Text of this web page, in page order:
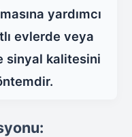
yardımcı
evlerde veya
sinyal kalitesini